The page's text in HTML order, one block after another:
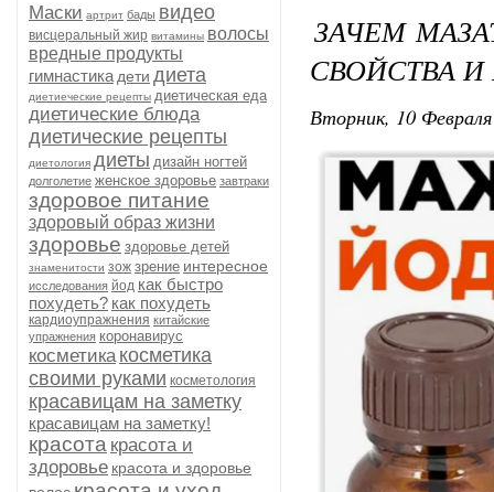
Маски артрит бады видео
висцеральный жир витамины волосы
вредные продукты
гимнастика дети диета
диетиеческие рецепты диетическая еда
диетические блюда
диетические рецепты
диетология диеты дизайн ногтей
долголетие женское здоровье завтраки
здоровое питание
здоровый образ жизни
здоровье здоровье детей
знаменитости зож зрение интересное
исследования йод как быстро
похудеть? как похудеть
кардиоупражнения китайские
упражнения коронавирус
косметика косметика
своими руками косметология
красавицам на заметку
красавицам на заметку!
красота красота и
здоровье красота и здоровье
ЗАЧЕМ
СВОЙСТВА
Вторник, 10